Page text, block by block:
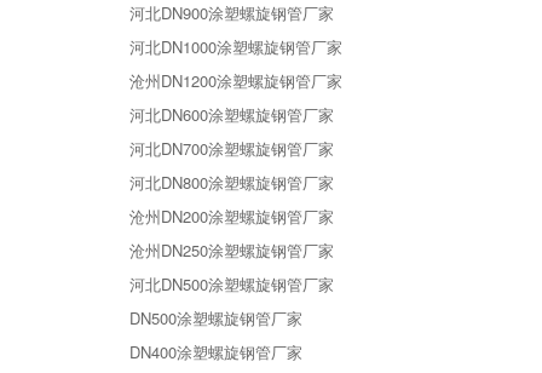
河北DN900涂塑螺旋钢管厂家
河北DN1000涂塑螺旋钢管厂家
沧州DN1200涂塑螺旋钢管厂家
河北DN600涂塑螺旋钢管厂家
河北DN700涂塑螺旋钢管厂家
河北DN800涂塑螺旋钢管厂家
沧州DN200涂塑螺旋钢管厂家
沧州DN250涂塑螺旋钢管厂家
河北DN500涂塑螺旋钢管厂家
DN500涂塑螺旋钢管厂家
DN400涂塑螺旋钢管厂家